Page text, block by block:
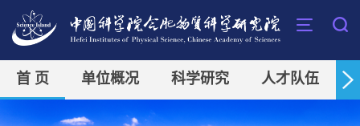
首 页 单位概况 科学研究 人才队伍